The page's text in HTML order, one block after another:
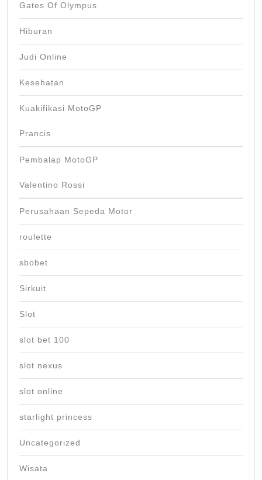
Gates Of Olympus
Hiburan
Judi Online
Kesehatan
Kuakifikasi MotoGP
Prancis
Pembalap MotoGP
Valentino Rossi
Perusahaan Sepeda Motor
roulette
sbobet
Sirkuit
Slot
slot bet 100
slot nexus
slot online
starlight princess
Uncategorized
Wisata